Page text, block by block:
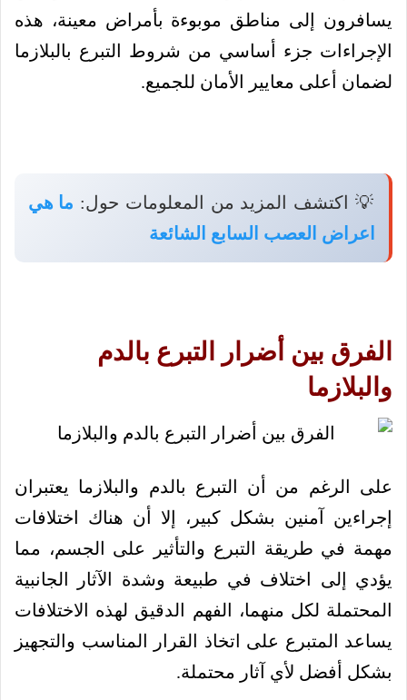
يسافرون إلى مناطق موبوءة بأمراض معينة، هذه
الإجراءات جزء أساسي من شروط التبرع بالبلازما
لضمان أعلى معايير الأمان للجميع.
💡 اكتشف المزيد من المعلومات حول: ما هي
اعراض العصب السابع الشائعة
الفرق بين أضرار التبرع بالدم
والبلازما
على الرغم من أن التبرع بالدم والبلازما يعتبران
إجراءين آمنين بشكل كبير، إلا أن هناك اختلافات
مهمة في طريقة التبرع والتأثير على الجسم، مما
يؤدي إلى اختلاف في طبيعة وشدة الآثار الجانبية
المحتملة لكل منهما، الفهم الدقيق لهذه الاختلافات
يساعد المتبرع على اتخاذ القرار المناسب والتجهيز
بشكل أفضل لأي آثار محتملة.